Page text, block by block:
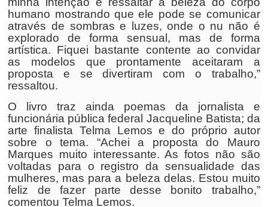
humano mostrando que ele pode se comunicar
através de sombras e luzes, onde o nu não é
explorado de forma sensual, mas de forma
artística. Fiquei bastante contente ao convidar
as modelos que prontamente aceitaram a
proposta e se divertiram com o trabalho,”
ressaltou.
O livro traz ainda poemas da jornalista e
funcionária pública federal Jacqueline Batista; da
arte finalista Telma Lemos e do próprio autor
sobre o tema. “Achei a proposta do Mauro
Marques muito interessante. As fotos não são
voltadas para o registro da sensualidade das
mulheres, mas para a beleza delas. Estou muito
feliz de fazer parte desse bonito trabalho,”
comentou Telma Lemos.